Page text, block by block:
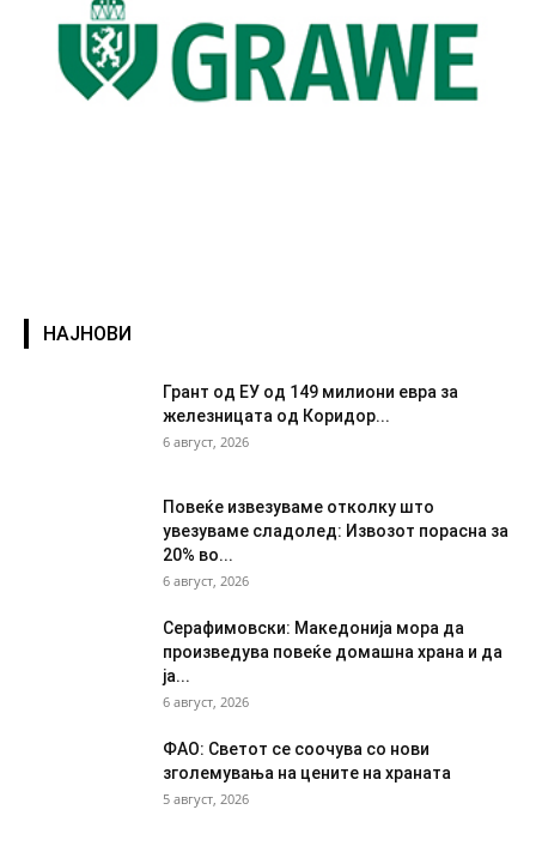
НАЈНОВИ
Грант од ЕУ од 149 милиони евра за
железницата од Коридор...
6 август, 2026
Повеќе извезуваме отколку што
увезуваме сладолед: Извозот порасна за
20% во...
6 август, 2026
Серафимовски: Македонија мора да
произведува повеќе домашна храна и да
ја...
6 август, 2026
ФАО: Светот се соочува со нови
зголемувања на цените на храната
5 август, 2026